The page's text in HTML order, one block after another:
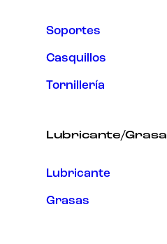
Soportes
Casquillos
Tornillería
Lubricante/Grasa
Lubricante
Grasas